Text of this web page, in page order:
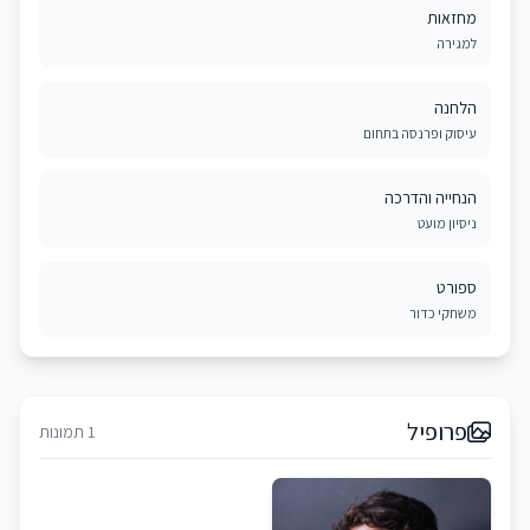
מחזאות
למגירה
הלחנה
עיסוק ופרנסה בתחום
הנחייה והדרכה
ניסיון מועט
ספורט
משחקי כדור
פרופיל 1 תמונות